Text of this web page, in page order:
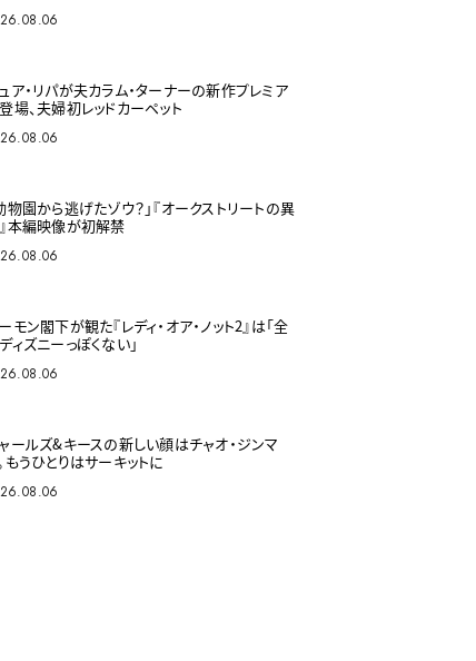
ア・リパが夫カラム・ターナーの新作プレミア
場、夫婦初レッドカーペット
物園から逃げたゾウ？」『オークストリートの異
本編映像が初解禁
モン閣下が観た『レディ・オア・ノット2』は「全
ィズニーっぽくない」
ールズ&キースの新しい顔はチャオ・ジンマ
もうひとりはサーキットに